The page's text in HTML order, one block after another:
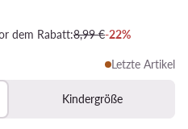
dem Rabatt:8,99 €-22%
Letzte Artikel
Kindergröße